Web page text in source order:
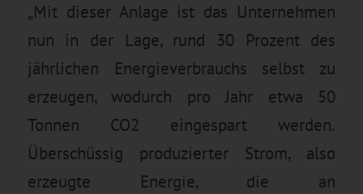
„Mit dieser Anlage ist das Unternehmen
nun in der Lage, rund 30 Prozent des
jährlichen Energieverbrauchs selbst zu
erzeugen, wodurch pro Jahr etwa 50
Tonnen CO2 eingespart werden.
Überschüssig produzierter Strom, also
erzeugte Energie, die an